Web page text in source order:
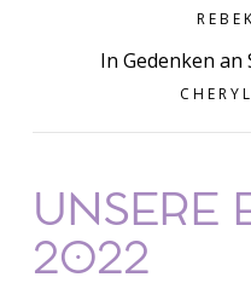
In Gedenken an
UNSERE
2022